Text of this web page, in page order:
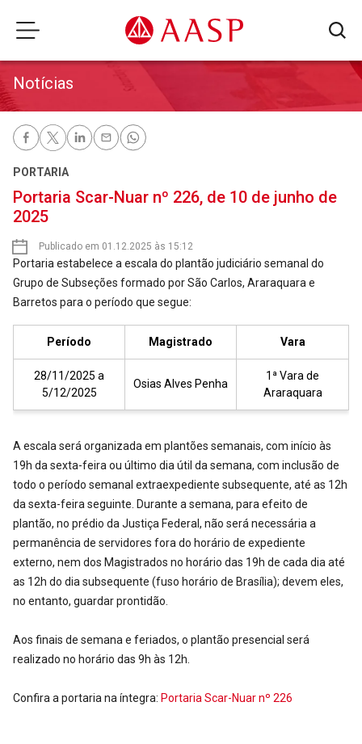
Notícias
PORTARIA
Portaria Scar-Nuar nº 226, de 10 de junho de
2025
Publicado em 01.12.2025 às 15:12
Portaria estabelece a escala do plantão judiciário semanal do
Grupo de Subseções formado por São Carlos, Araraquara e
Barretos para o período que segue:
Período Magistrado Vara
28/11/2025 a
5/12/2025
Osias Alves Penha
1ª Vara de
Araraquara
A escala será organizada em plantões semanais, com início às
19h da sexta-feira ou último dia útil da semana, com inclusão de
todo o período semanal extraexpediente subsequente, até as 12h
da sexta-feira seguinte. Durante a semana, para efeito de
plantão, no prédio da Justiça Federal, não será necessária a
permanência de servidores fora do horário de expediente
externo, nem dos Magistrados no horário das 19h de cada dia até
as 12h do dia subsequente (fuso horário de Brasília); devem eles,
no entanto, guardar prontidão.
Aos finais de semana e feriados, o plantão presencial será
realizado no horário das 9h às 12h.
Confira a portaria na íntegra: Portaria Scar-Nuar nº 226